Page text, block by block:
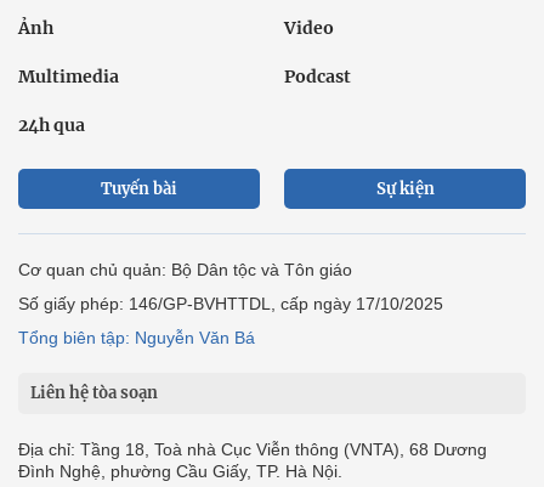
Ảnh Video
Multimedia Podcast
24h qua
Tuyến bài Sự kiện
Cơ quan chủ quản: Bộ Dân tộc và Tôn giáo
Số giấy phép: 146/GP-BVHTTDL, cấp ngày 17/10/2025
Tổng biên tập: Nguyễn Văn Bá
Liên hệ tòa soạn
Địa chỉ: Tầng 18, Toà nhà Cục Viễn thông (VNTA), 68 Dương
Đình Nghệ, phường Cầu Giấy, TP. Hà Nội.